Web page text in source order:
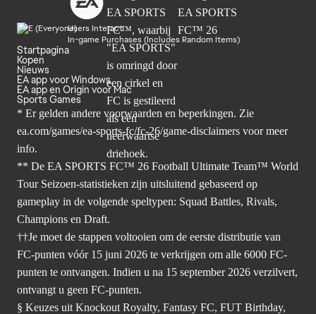
Users Interact
In-game Purchases (Includes Random Items)
Startpagina
Kopen
Nieuws
EA app voor Windows
EA app en Origin voor Mac
Sports Games
* Er gelden andere voorwaarden en beperkingen. Zie
ea.com/games/ea-sports-fc/fc-26/game-disclaimers voor meer
info.
** De EA SPORTS FC™ 26 Football Ultimate Team™ World
Tour Seizoen-statistieken zijn uitsluitend gebaseerd op
gameplay in de volgende speltypen: Squad Battles, Rivals,
Champions en Draft.
††Je moet de stappen voltooien om de eerste distributie van
FC-punten vóór 15 juni 2026 te verkrijgen om alle 6000 FC-
punten te ontvangen. Indien u na 15 september 2026 verzilvert,
ontvangt u geen FC-punten.
§ Keuzes uit Knockout Royalty, Fantasy FC, FUT Birthday,